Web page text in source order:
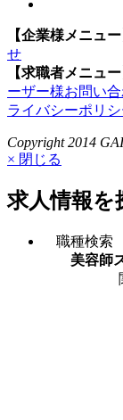
【企業様メニュー
せ
【求職者メニュー
ーザー様お問い
ライバシーポリ
Copyright 2014
× 閉じる
求人情報を
職種検索
美容師